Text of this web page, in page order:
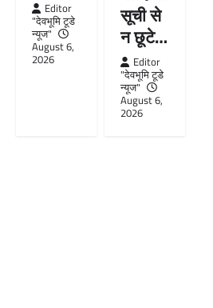
Editor
"देवभूमि टूडे
न्यूज"
August 6,
2026
सूची से
न छूटे…
Editor
"देवभूमि टूडे
न्यूज"
August 6,
2026